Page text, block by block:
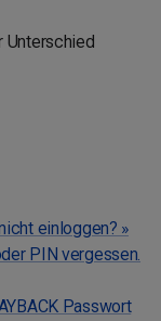
Unterschied
einloggen? »
PIN vergessen.
Passwort